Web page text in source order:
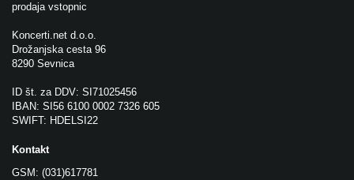
prodaja vstopnic
Koncerti.net d.o.o.
Drožanjska cesta 96
8290 Sevnica
ID št. za DDV: SI71025456
IBAN: SI56 6100 0002 7326 605
SWIFT: HDELSI22
Kontakt
GSM: (031)617781